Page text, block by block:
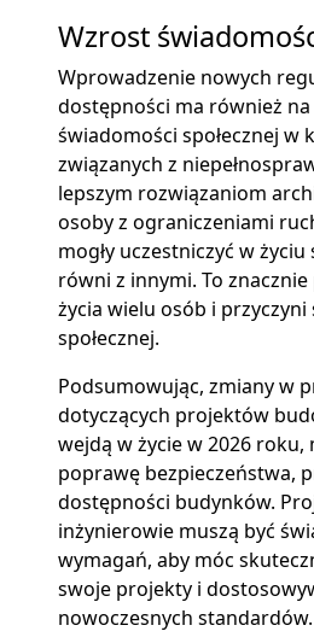
Wzrost
Wprowadzenie nowych
dostępności ma również
świadomości społecznej w
związanych z
lepszym rozwiązaniom
osoby z ograniczeniami
mogły uczestniczyć w życiu
równi z innymi. To
życia wielu osób i
społecznej.
Podsumowując, zmiany w
dotyczących projektów
wejdą w życie w 2026 roku,
poprawę bezpieczeństwa,
dostępności budynków.
inżynierowie muszą być
wymagań, aby móc
swoje projekty i
nowoczesnych standardów.